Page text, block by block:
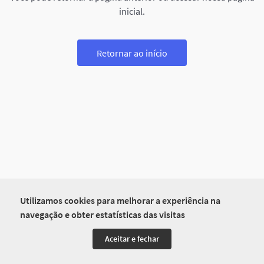
Utilizamos cookies para melhorar a experiência na
navegação e obter estatísticas das visitas
Aceitar e fechar
inicial.
Retornar ao início